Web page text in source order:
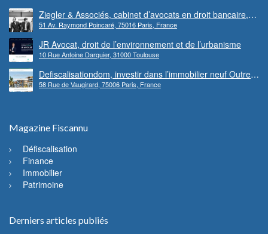
Ziegler & Associés, cabinet d’avocats en droit bancaire,
cryptomonnaie et escroqueries financières
51 Av. Raymond Poincaré, 75016 Paris, France
JR Avocat, droit de l’environnement et de l’urbanisme
10 Rue Antoine Darquier, 31000 Toulouse
Defiscalisationdom, investir dans l’immobilier neuf Outre-
mer
58 Rue de Vaugirard, 75006 Paris, France
Magazine Fiscannu
Défiscalisation
Finance
Immobilier
Patrimoine
Derniers articles publiés